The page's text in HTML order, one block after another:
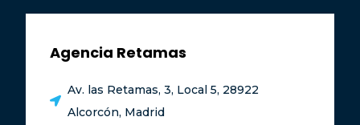
Agencia Retamas
Av. las Retamas, 3, Local 5, 28922
Alcorcón, Madrid